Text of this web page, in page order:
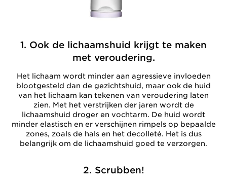
1. Ook de lichaamshuid krijgt te maken
met veroudering.
Het lichaam wordt minder aan agressieve invloeden
blootgesteld dan de gezichtshuid, maar ook de huid
van het lichaam kan tekenen van veroudering laten
zien. Met het verstrijken der jaren wordt de
lichaamshuid droger en vochtarm. De huid wordt
minder elastisch en er verschijnen rimpels op bepaalde
zones, zoals de hals en het decolleté. Het is dus
belangrijk om de lichaamshuid goed te verzorgen.
2. Scrubben!